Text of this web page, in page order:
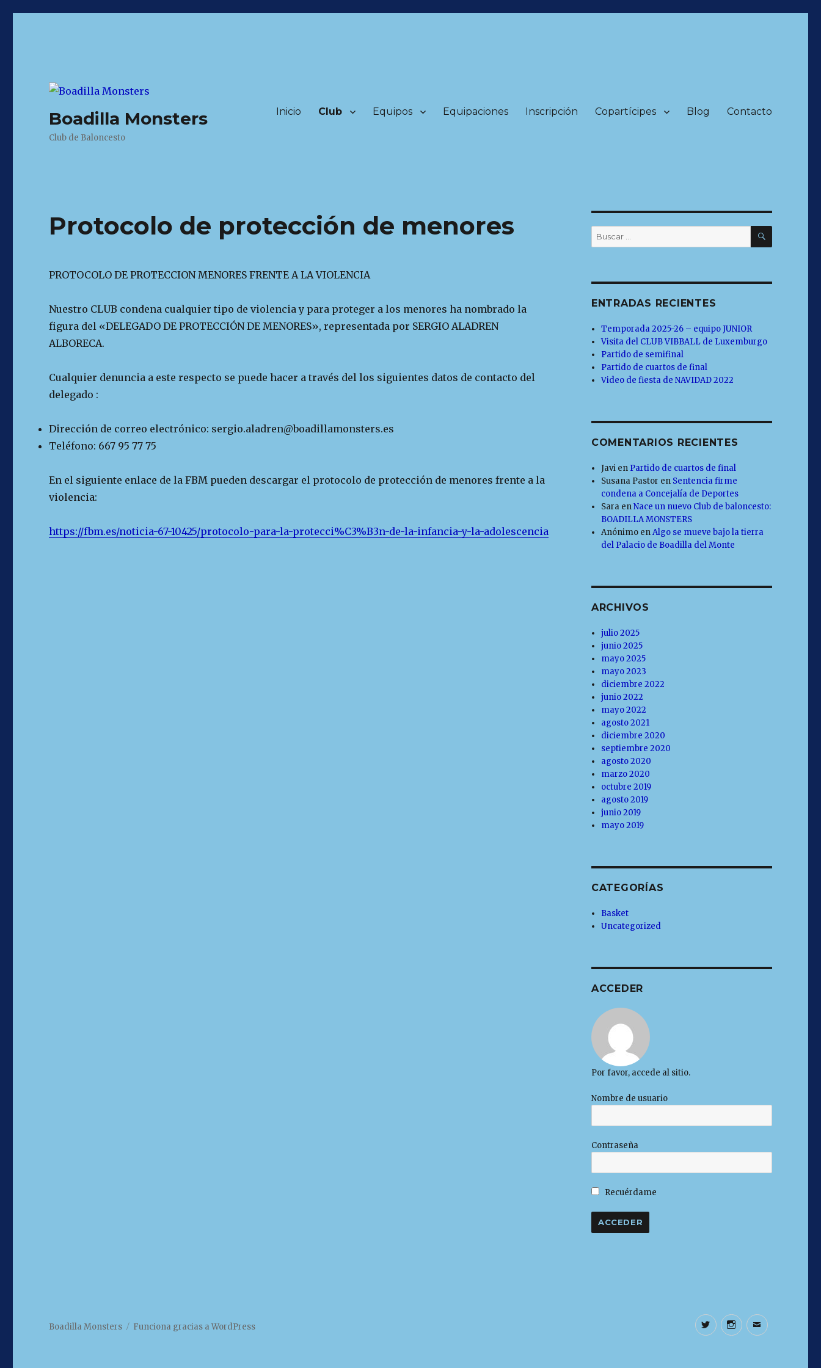
Boadilla Monsters
Club de Baloncesto
Inicio Club Equipos Equipaciones Inscripción Copartícipes Blog Contacto
Protocolo de protección de menores
PROTOCOLO DE PROTECCION MENORES FRENTE A LA VIOLENCIA
Nuestro CLUB condena cualquier tipo de violencia y para proteger a los menores ha nombrado la
figura del «DELEGADO DE PROTECCIÓN DE MENORES», representada por SERGIO ALADREN
ALBORECA.
Cualquier denuncia a este respecto se puede hacer a través del los siguientes datos de contacto del
delegado :
Dirección de correo electrónico: sergio.aladren@boadillamonsters.es
Teléfono: 667 95 77 75
En el siguiente enlace de la FBM pueden descargar el protocolo de protección de menores frente a la
violencia:
https://fbm.es/noticia-67-10425/protocolo-para-la-protecci%C3%B3n-de-la-infancia-y-la-adolescencia
Buscar
por:
BUSCAR
ENTRADAS RECIENTES
Temporada 2025-26 – equipo JUNIOR
Visita del CLUB VIBBALL de Luxemburgo
Partido de semifinal
Partido de cuartos de final
Video de fiesta de NAVIDAD 2022
COMENTARIOS RECIENTES
Javi en Partido de cuartos de final
Susana Pastor en Sentencia firme
condena a Concejalía de Deportes
Sara enNace un nuevo Club de baloncesto:
BOADILLA MONSTERS
Anónimo enAlgo se mueve bajo la tierra
del Palacio de Boadilla del Monte
ARCHIVOS
julio 2025
junio 2025
mayo 2025
mayo 2023
diciembre 2022
junio 2022
mayo 2022
agosto 2021
diciembre 2020
septiembre 2020
agosto 2020
marzo 2020
octubre 2019
agosto 2019
junio 2019
mayo 2019
CATEGORÍAS
Basket
Uncategorized
ACCEDER
Por favor, accede al sitio.
Nombre de usuario
Contraseña
Recuérdame
TwitterInstagram
Correo
Boadilla Monsters Funciona gracias a WordPress